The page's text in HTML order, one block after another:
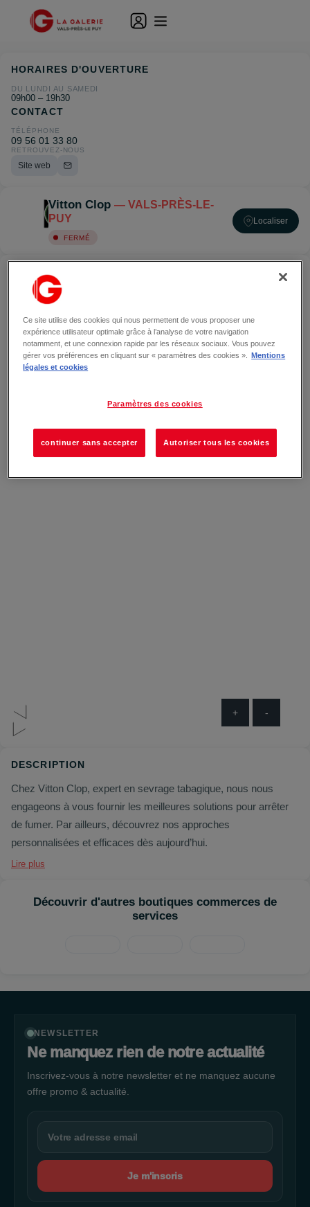
Vitton Clop — VALS-PRÈS-LE-
PUY
FERMÉ
Localiser
+ -
HORAIRES D'OUVERTURE
DU LUNDI AU SAMEDI
09h00 – 19h30
CONTACT
TÉLÉPHONE
09 56 01 33 80
RETROUVEZ-NOUS
Site web
DESCRIPTION
Chez Vitton Clop, expert en sevrage tabagique, nous nous
engageons à vous fournir les meilleures solutions pour arrêter
de fumer. Par ailleurs, découvrez nos approches
personnalisées et efficaces dès aujourd’hui.
Lire plus
Découvrir d'autres boutiques commerces de
services
NEWSLETTER
Ne manquez rien de notre actualité
Inscrivez-vous à notre newsletter et ne manquez aucune
offre promo & actualité.
Je m'inscris
Ce site utilise des cookies qui nous permettent de vous proposer une
expérience utilisateur optimale grâce à l’analyse de votre navigation
notamment, et une connexion rapide par les réseaux sociaux. Vous pouvez
gérer vos préférences en cliquant sur « paramètres des cookies ».
Mentions
légales et cookies
Paramètres des cookies
continuer sans accepter Autoriser tous les cookies